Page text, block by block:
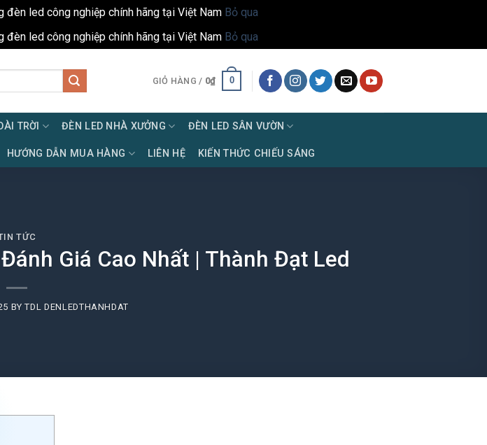
led công nghiệp chính hãng tại Việt Nam Bỏ qua
led công nghiệp chính hãng tại Việt Nam Bỏ qua
GIỎ HÀNG / 0₫ 0
TRỜI ĐÈN LED NHÀ XƯỞNG ĐÈN LED SÂN VƯỜN
HƯỚNG DẪN MUA HÀNG LIÊN HỆ KIẾN THỨC CHIẾU SÁNG
TỨC
Giá Cao Nhất | Thành Đạt Led
BYTDL DENLEDTHANHDAT